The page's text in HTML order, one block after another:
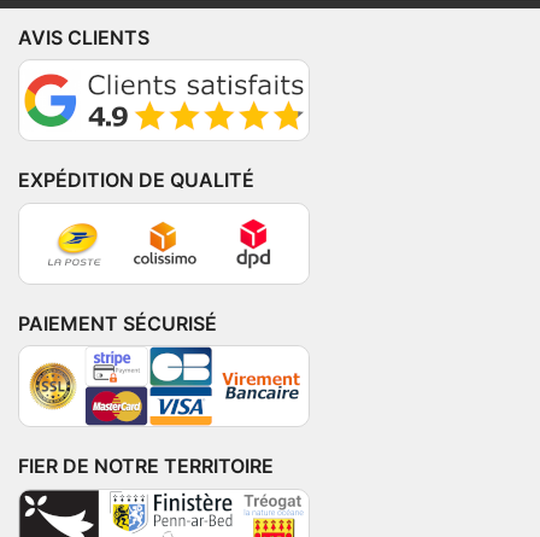
AVIS CLIENTS
EXPÉDITION DE QUALITÉ
PAIEMENT SÉCURISÉ
FIER DE NOTRE TERRITOIRE